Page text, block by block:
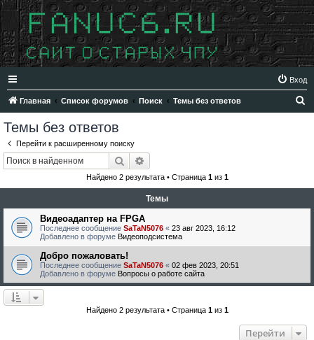
Вход
Главная Список форумов Поиск Темы без ответов
Темы без ответов
Перейти к расширенному поиску
Поиск
Найдено 2 результата • Страница 1из 1
Темы
Видеоадаптер на FPGA
Последнее сообщение SaTaN5076 « 23 авг 2023, 16:12
Добавлено в форуме Видеоподсистема
Добро пожаловать!
Последнее сообщение SaTaN5076 « 02 фев 2023, 20:51
Добавлено в форуме Вопросы о работе сайта
Найдено 2 результата • Страница 1из 1
Перейти